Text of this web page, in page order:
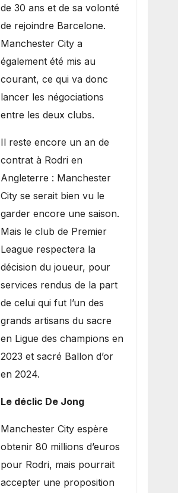
de 30 ans et de sa volonté
de rejoindre Barcelone.
Manchester City a
également été mis au
courant, ce qui va donc
lancer les négociations
entre les deux clubs.
​Il reste encore un an de
contrat à Rodri en
Angleterre : Manchester
City se serait bien vu le
garder encore une saison.
Mais le club de Premier
League respectera la
décision du joueur, pour
services rendus de la part
de celui qui fut l’un des
grands artisans du sacre
en Ligue des champions en
2023 et sacré Ballon d’or
en 2024.
Le déclic De Jong
​Manchester City espère
obtenir 80 millions d’euros
pour Rodri, mais pourrait
accepter une proposition